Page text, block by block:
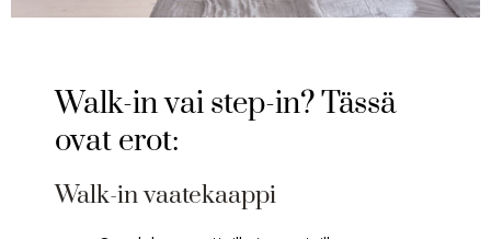
Walk-in vai step-in? Tässä
ovat erot:
Walk-in vaatekaappi